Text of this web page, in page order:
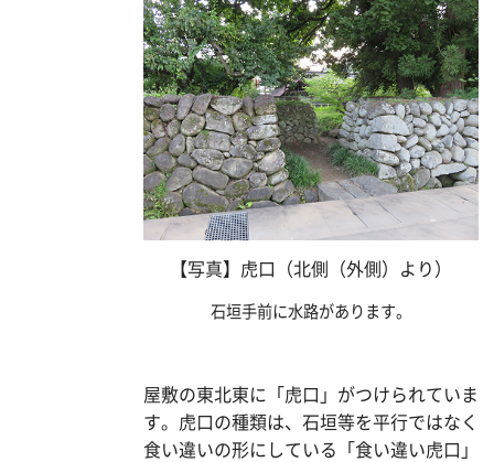
【写真】虎口（北側（外側）より）
石垣手前に水路があります。
屋敷の東北東に「虎口」がつけられていま
す。虎口の種類は、石垣等を平行ではなく
食い違いの形にしている「食い違い虎口」